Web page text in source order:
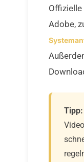
Adobe,
Tipp: